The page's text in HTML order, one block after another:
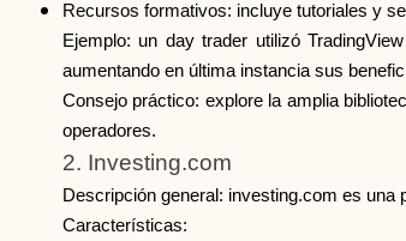
Recursos formativos: incluye tutoriales y
Ejemplo: un day trader utilizó
aumentando en última instancia sus
Consejo práctico: explore la amplia
operadores.
2. Investing.com
Descripción general: investing.com es una
Características: